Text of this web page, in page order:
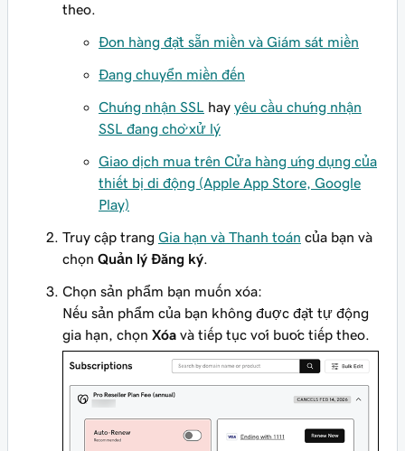
theo.
Đơn hàng đặt sẵn miền và Giám sát miền
Đang chuyển miền đến
Chứng nhận SSL hay yêu cầu chứng nhận
SSL đang chờ xử lý
Giao dịch mua trên Cửa hàng ứng dụng của
thiết bị di động (Apple App Store, Google
Play)
Truy cập trang Gia hạn và Thanh toán của bạn và
chọn Quản lý Đăng ký
Chọn sản phẩm bạn muốn xóa:
Nếu sản phẩm của bạn không được đặt tự động
gia hạn, chọn Xóa và tiếp tục với bước tiếp theo.